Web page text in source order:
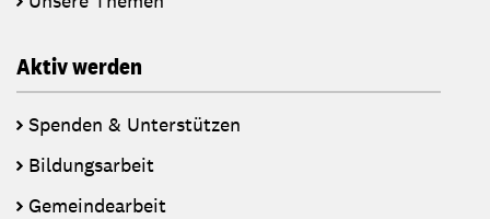
Aktiv werden
Spenden & Unterstützen
Bildungsarbeit
Gemeindearbeit